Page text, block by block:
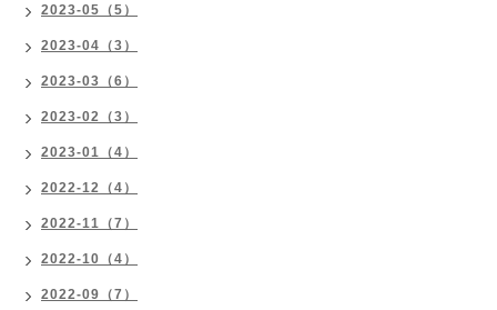
2023-05（5）
2023-04（3）
2023-03（6）
2023-02（3）
2023-01（4）
2022-12（4）
2022-11（7）
2022-10（4）
2022-09（7）